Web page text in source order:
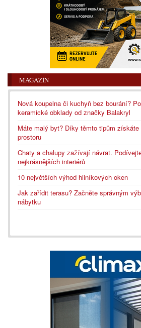
MAGAZÍN
Nová koupelna či kuchyň bez bourání?
keramické obklady od značky Balakryl
Máte malý byt? Díky těmto tipům
prostoru
Chaty a chalupy zažívají návrat.
nejkrásnějších interiérů
10 největších výhod hliníkových oken
Jak zařídit terasu? Začněte správným
nábytku